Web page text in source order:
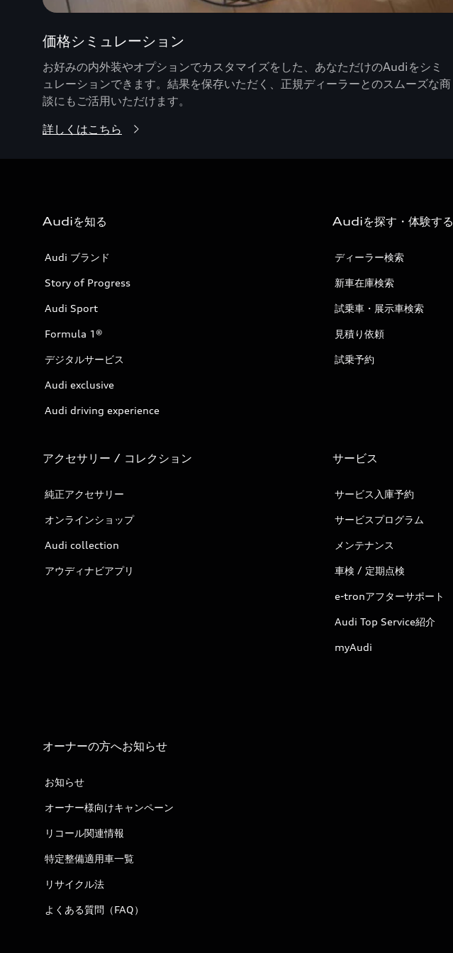
価格シミュレーション
お好みの内外装やオプションでカスタマイズをした、あなただけのAudiをシミ
ュレーションできます。結果を保存いただく、正規ディーラーとのスムーズな商
談にもご活用いただけます。
詳しくはこちら
Audiを知る
Audi ブランド
Story of Progress
Audi Sport
Formula 1®
デジタルサービス
Audi exclusive
Audi driving experience
Audiを探す・体験する
ディーラー検索
新車在庫検索
試乗車・展示車検索
見積り依頼
試乗予約
アクセサリー / コレクション
純正アクセサリー
オンラインショップ
Audi collection
アウディナビアプリ
サービス
サービス入庫予約
サービスプログラム
メンテナンス
車検 / 定期点検
e-tronアフターサポート
Audi Top Service紹介
myAudi
オーナーの方へお知らせ
お知らせ
オーナー様向けキャンペーン
リコール関連情報
特定整備適用車一覧
リサイクル法
よくある質問（FAQ）